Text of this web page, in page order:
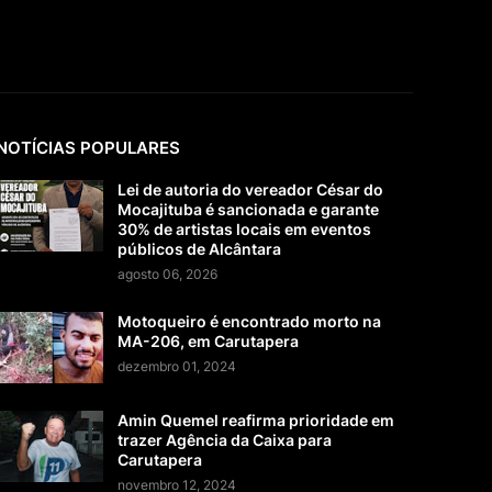
POPULARES
Lei de autoria do vereador César do
Mocajituba é sancionada e garante
30% de artistas locais em eventos
públicos de Alcântara
agosto 06, 2026
Motoqueiro é encontrado morto na
MA-206, em Carutapera
dezembro 01, 2024
Amin Quemel reafirma prioridade em
trazer Agência da Caixa para
Carutapera
novembro 12, 2024